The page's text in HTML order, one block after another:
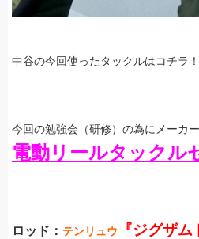
中谷の今回使ったタックルはコチラ！
今回の勉強会（研修）の為にメーカ
電動リールタックル
ロッド： テンリュウ
『ジグザ